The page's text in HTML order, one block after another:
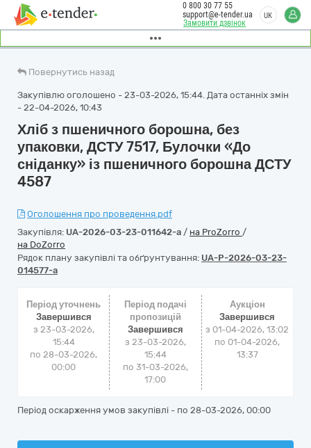
Замовити дзвінок
0 800 30 77 55
support@e-tender.ua
UK
Повернутись назад
Закупівлю оголошено - 23-03-2026, 15:44. Дата останніх змін
- 22-04-2026, 10:43
Хліб з пшеничного борошна, без
упаковки, ДСТУ 7517, Булочки «До
сніданку» із пшеничного борошна ДСТУ
4587
Оголошення про проведення.pdf
Закупівля: UA-2026-03-23-011642-a / на ProZorro /
на DoZorro
Рядок плану закупівлі та обґрунтування: UA-P-2026-03-23-
014577-a
Період уточнень
Завершився
з 23-03-2026,
15:44
по 28-03-2026,
00:00
Період подачі
пропозицій
Завершився
з 23-03-2026,
15:44
по 31-03-2026,
17:00
Аукціон
Завершився
з 01-04-2026, 13:02
по 01-04-2026,
13:37
Період оскарження умов закупівлі - по 28-03-2026, 00:00